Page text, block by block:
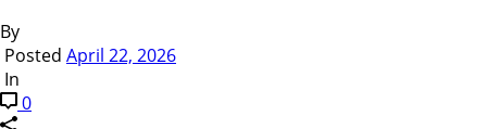
By
Posted April 22, 2026
In
0